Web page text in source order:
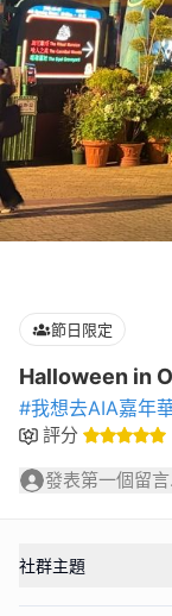
節日限定
Halloween in
#我想去AIA嘉年
評分
發表第一個留言
社群主題